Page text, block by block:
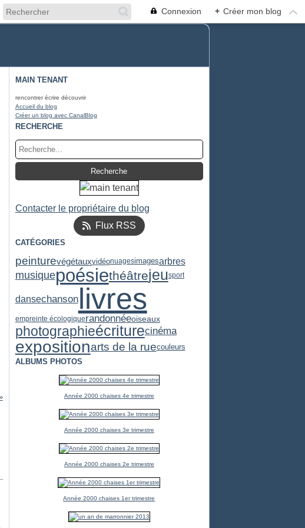
Connexion + Créer mon blog
MAIN TENANT
rencontrer écrire découvrir
Accueil du blog
Créer un blog avec CanalBlog
RECHERCHE
Contacter le propriétaire du blog
Flux RSS
CATÉGORIES
peinturevégétauxvidéonuagesimagesarbres
musiquepoésiethéâtrejeusport
dansechansonlivres
empreinte écologiquerandonnéeoiseaux
photographieécriturecinéma
expositionarts de la ruecouleurs
ALBUMS PHOTOS
Année 2000 chaises 4e trimestre
Année 2000 chaises 3e trimestre
Année 2000 chaises 2e trimestre
Année 2000 chaises 1er trimestre